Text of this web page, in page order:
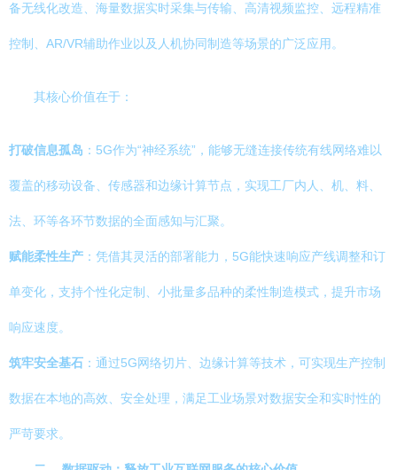
备无线化改造、海量数据实时采集与传输、高清视频监控、远程精准
控制、AR/VR辅助作业以及人机协同制造等场景的广泛应用。
其核心价值在于：
打破信息孤岛 ：5G作为“神经系统”，能够无缝连接传统有线网络难以
覆盖的移动设备、传感器和边缘计算节点，实现工厂内人、机、料、
法、环等各环节数据的全面感知与汇聚。
赋能柔性生产 ：凭借其灵活的部署能力，5G能快速响应产线调整和订
单变化，支持个性化定制、小批量多品种的柔性制造模式，提升市场
响应速度。
筑牢安全基石 ：通过5G网络切片、边缘计算等技术，可实现生产控制
数据在本地的高效、安全处理，满足工业场景对数据安全和实时性的
严苛要求。